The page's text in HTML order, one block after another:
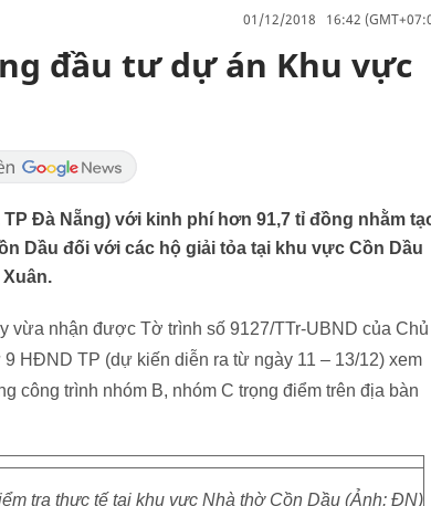
01/12/2018 16:42
đầu tư dự án Khu vực
Đà Nẵng) với kinh phí hơn 91,7 tỉ đồng nhằm
Dầu đối với các hộ giải tỏa tại khu vực Cồn Dầu
vừa nhận được Tờ trình số 9127/TTr-UBND của Chủ
HĐND TP (dự kiến diễn ra từ ngày 11 – 13/12) xem
công trình nhóm B, nhóm C trọng điểm trên địa bàn
tra thực tế tại khu vực Nhà thờ Cồn Dầu (Ảnh: ĐN)